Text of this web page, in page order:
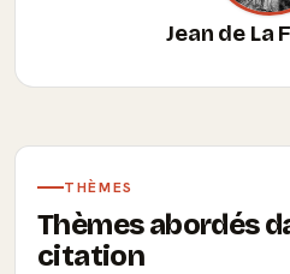
Jean de La
THÈMES
Thèmes abordés
citation